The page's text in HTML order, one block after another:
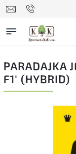
PARADAJKA
F1' (HYBRID)